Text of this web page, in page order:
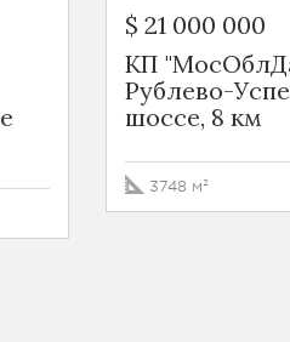
$ 21 000 000
КП
Рублево-
шоссе, 8 км
3748 м²